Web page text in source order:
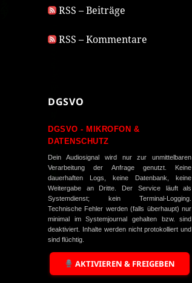
RSS – Beiträge
RSS – Kommentare
DGSVO
DGSVO - MIKROFON &
DATENSCHUTZ
Dein Audiosignal wird nur zur unmittelbaren
Verarbeitung der Anfrage genutzt. Keine
dauerhaften Logs, keine Datenbank, keine
Weitergabe an Dritte. Der Service läuft als
Systemdienst; kein Terminal-Logging.
Technische Fehler werden (falls überhaupt) nur
minimal im Systemjournal gehalten bzw. sind
deaktiviert. Inhalte werden nicht protokolliert und
sind flüchtig.
AKTIVIEREN & FREIGEBEN